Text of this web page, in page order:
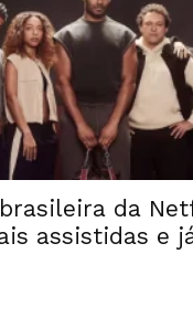
da
assistidas e